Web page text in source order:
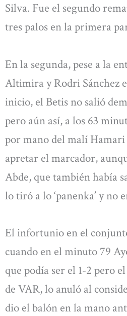
Silva. Fue el segundo
tres palos en la primera
En la segunda, pese a la
Altimira y Rodri Sánchez
inicio, el Betis no salió
pero aún así, a los 63
por mano del malí
apretar el marcador,
Abde, que también había
lo tiró a lo ‘panenka’ y no
El infortunio en el
cuando en el minuto 79
que podía ser el 1-2 pero
de VAR, lo anuló al
dio el balón en la mano